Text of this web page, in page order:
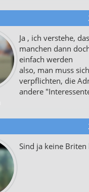
Ja , ich verstehe,
manchen dann
einfach werden
also, man muss
verpflichten, die
andere
Sind ja keine Briten